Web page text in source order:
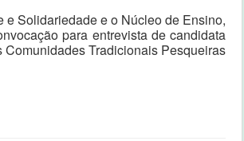
Solidariedade e o Núcleo de Ensino,
para entrevista de candidata
Tradicionais Pesqueiras